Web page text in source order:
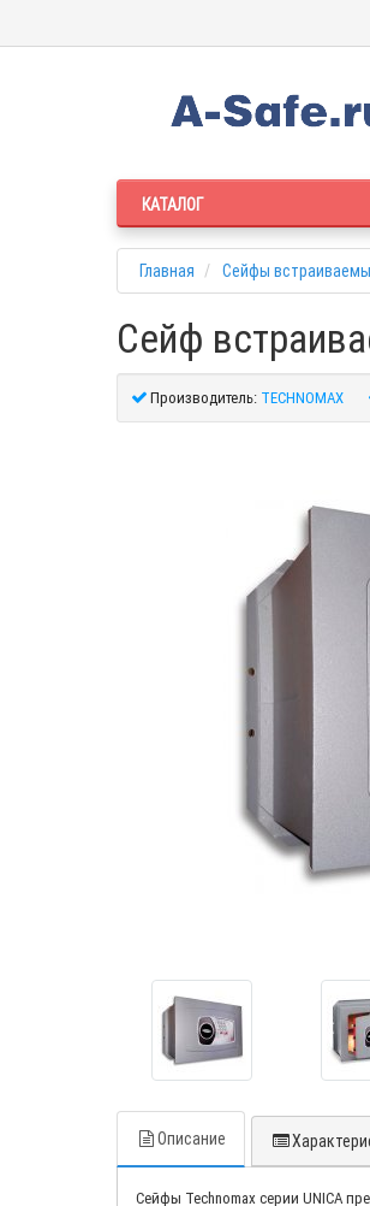
КАТАЛОГ
Главная Сейфы
Сейф
Производитель: TECHNOMAX
Описание
Сейфы Technomax серии UNICA